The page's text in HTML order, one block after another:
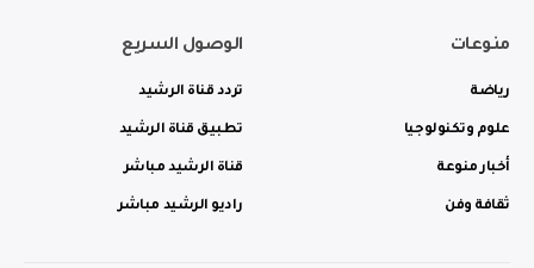
منوعات
رياضة
علوم وتكنولوجيا
أخبار منوعة
ثقافة وفن
الوصول السريع
تردد قناة الرشيد
تطبيق قناة الرشيد
قناة الرشيد مباشر
راديو الرشيد مباشر